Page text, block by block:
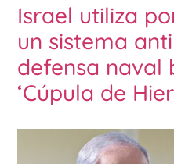
Israel utiliza
un sistema
defensa naval
‘Cúpula de